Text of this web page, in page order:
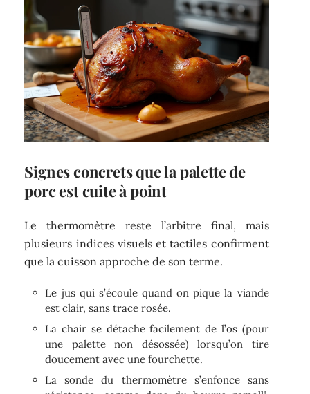
Signes concrets que la palette de
porc est cuite à point
Le thermomètre reste l’arbitre final, mais
plusieurs indices visuels et tactiles confirment
que la cuisson approche de son terme.
Le jus qui s’écoule quand on pique la viande
est clair, sans trace rosée.
La chair se détache facilement de l’os (pour
une palette non désossée) lorsqu’on tire
doucement avec une fourchette.
La sonde du thermomètre s’enfonce sans